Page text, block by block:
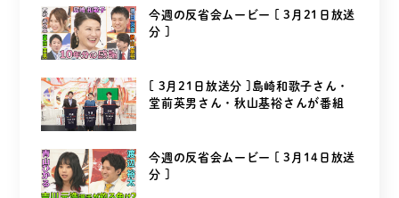
今週の反省会ムービー [ 3月21日放送
分 ]
[ 3月21日放送分 ]島崎和歌子さん・
堂前英男さん・秋山基裕さんが番組
今週の反省会ムービー [ 3月14日放送
分 ]